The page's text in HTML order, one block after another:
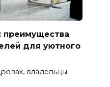
преимущества
для уютного
владельцы